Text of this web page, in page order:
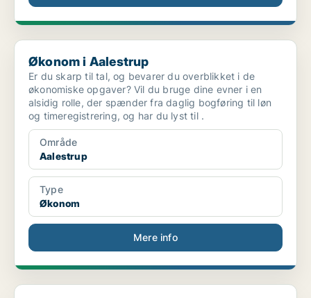
Økonom i Aalestrup
Økonom i Aalestrup
Er du skarp til tal, og bevarer du overblikket i de
økonomiske opgaver? Vil du bruge dine evner i en
alsidig rolle, der spænder fra daglig bogføring til løn
og timeregistrering, og har du lyst til .
Område
Aalestrup
Type
Økonom
Mere info
Assisterende leder til plejehjemmet Smedegården